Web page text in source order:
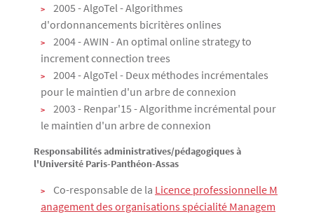
2005 - AlgoTel - Algorithmes
d'ordonnancements bicritères onlines
2004 - AWIN - An optimal online strategy to
increment connection trees
2004 - AlgoTel - Deux méthodes incrémentales
pour le maintien d'un arbre de connexion
2003 - Renpar'15 - Algorithme incrémental pour
le maintien d'un arbre de connexion
Responsabilités administratives/pédagogiques à
l'Université Paris-Panthéon-Assas
Co-responsable de la Licence professionnelle M
anagement des organisations spécialité Managem